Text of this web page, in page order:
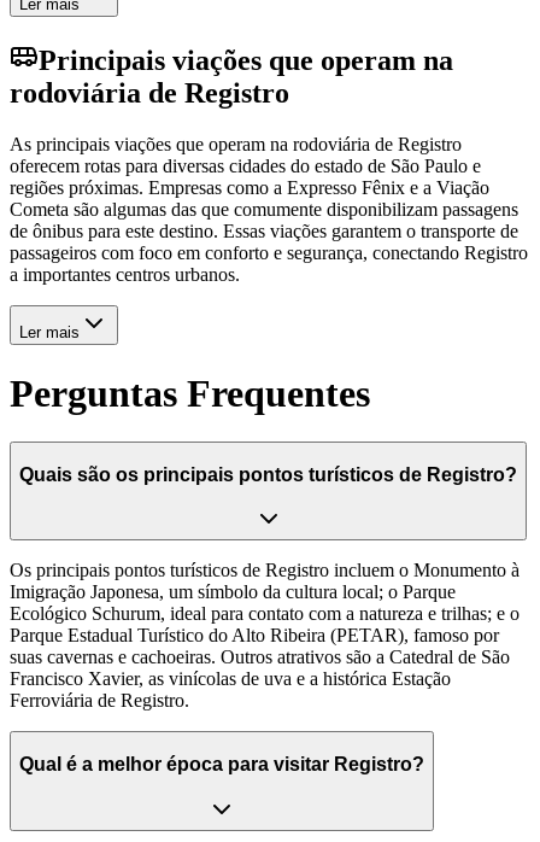
Ler mais
Principais viações que operam na
rodoviária de Registro
As principais viações que operam na rodoviária de Registro
oferecem rotas para diversas cidades do estado de São Paulo e
regiões próximas. Empresas como a Expresso Fênix e a Viação
Cometa são algumas das que comumente disponibilizam passagens
de ônibus para este destino. Essas viações garantem o transporte de
passageiros com foco em conforto e segurança, conectando Registro
a importantes centros urbanos.
Ler mais
Perguntas Frequentes
Quais são os principais pontos turísticos de Registro?
Os principais pontos turísticos de Registro incluem o Monumento à
Imigração Japonesa, um símbolo da cultura local; o Parque
Ecológico Schurum, ideal para contato com a natureza e trilhas; e o
Parque Estadual Turístico do Alto Ribeira (PETAR), famoso por
suas cavernas e cachoeiras. Outros atrativos são a Catedral de São
Francisco Xavier, as vinícolas de uva e a histórica Estação
Ferroviária de Registro.
Qual é a melhor época para visitar Registro?